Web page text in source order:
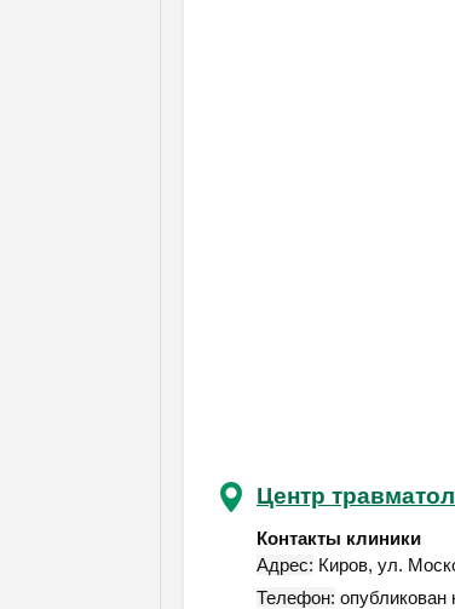
Центр
Контакты клиники
Адрес: Киров, ул.
Телефон: опубликован